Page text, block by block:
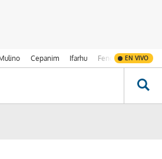
Cepanim Ifarhu Fenómeno de El
EN VIVO